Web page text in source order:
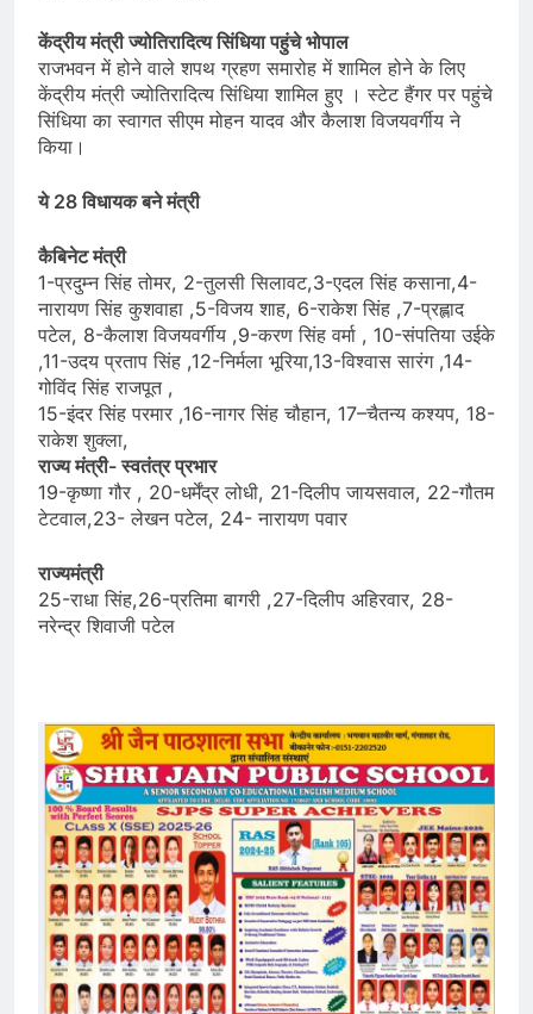
केंद्रीय मंत्री ज्योतिरादित्य सिंधिया पहुंचे भोपाल
राजभवन में होने वाले शपथ ग्रहण समारोह में शामिल होने के लिए
केंद्रीय मंत्री ज्योतिरादित्य सिंधिया शामिल हुए । स्टेट हैंगर पर पहुंचे
सिंधिया का स्वागत सीएम मोहन यादव और कैलाश विजयवर्गीय ने
किया।
ये 28 विधायक बने मंत्री
कैबिनेट मंत्री
1-प्रदुम्न सिंह तोमर, 2-तुलसी सिलावट,3-एदल सिंह कसाना,4-
नारायण सिंह कुशवाहा ,5-विजय शाह, 6-राकेश सिंह ,7-प्रह्लाद
पटेल, 8-कैलाश विजयवर्गीय ,9-करण सिंह वर्मा , 10-संपतिया उईके
,11-उदय प्रताप सिंह ,12-निर्मला भूरिया,13-विश्वास सारंग ,14-
गोविंद सिंह राजपूत ,
15-इंदर सिंह परमार ,16-नागर सिंह चौहान, 17–चैतन्य कश्यप, 18-
राकेश शुक्ला,
राज्य मंत्री- स्वतंत्र प्रभार
19-कृष्णा गौर , 20-धर्मेंद्र लोधी, 21-दिलीप जायसवाल, 22-गौतम
टेटवाल,23- लेखन पटेल, 24- नारायण पवार
राज्यमंत्री
25-राधा सिंह,26-प्रतिमा बागरी ,27-दिलीप अहिरवार, 28-
नरेन्द्र शिवाजी पटेल